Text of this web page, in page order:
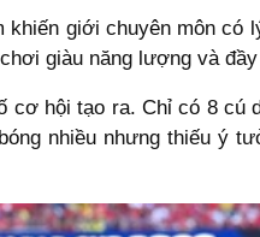
giới chuyên môn có
giàu năng lượng và
hội tạo ra. Chỉ có 8
nhiều nhưng thiếu ý